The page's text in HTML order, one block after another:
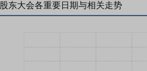
股东大会各重要日期与相关走势